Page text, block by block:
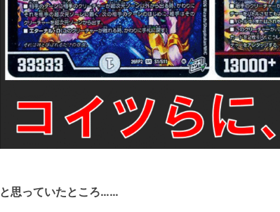
と思っていたところ……